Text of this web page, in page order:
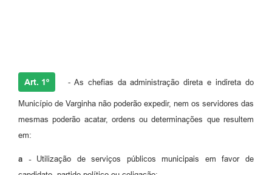
Art. 1º - As chefias da administração direta e indireta do
Município de Varginha não poderão expedir, nem os servidores das
mesmas poderão acatar, ordens ou determinações que resultem
em:
a - Utilização de serviços públicos municipais em favor de